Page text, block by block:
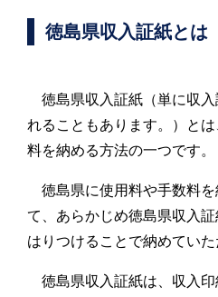
徳島県収入証紙とは
徳島県収入証紙（単に収
れることもあります。）と
料を納める方法の一つです。
徳島県に使用料や手数料を
て、あらかじめ徳島県収入
はりつけることで納めていた
徳島県収入証紙は、収入印